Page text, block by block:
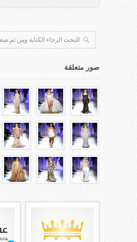
صور متعلقة